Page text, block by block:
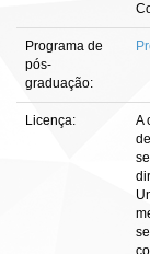
Programa de
pós-
graduação:
Licença:
A